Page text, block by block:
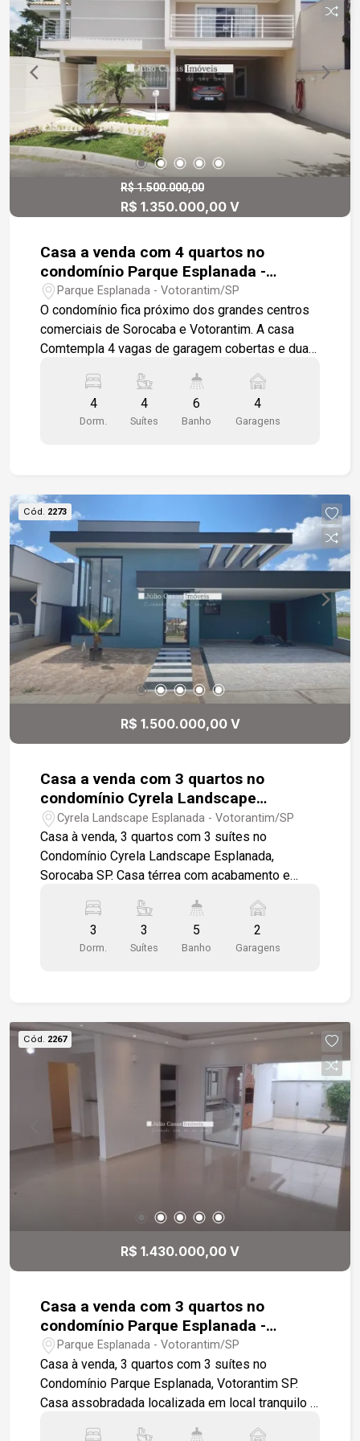
de uso comum, e 02 Suítes Master (Banheiro e
Closet integrados, e já com armários embutidos).
Ótimos detalhes de acabamentos de alta
qualidade, forro de gesso e piso em porcelanato
retificado. O Condomínio oferece aos moradores:
- Segurança 24h/dia, - Academia, - Pista de
skate, - Playground, - Academia ao Ar Livre, -
Quiosque com Churrasqueira, - Quadra
Poliesportiva, - Quadra de Tênis, - Quadra Society
Estamos à disposição para te atender. Gostaria
de saber mais informações ou agendar uma
R$ 1.500.000,00
R$ 1.350.000,00 V
Casa a venda com 4 quartos no
condomínio Parque Esplanada -
Votorantim
Parque Esplanada - Votorantim/SP
O condomínio fica próximo dos grandes centros
comerciais de Sorocaba e Votorantim. A casa
Comtempla 4 vagas de garagem cobertas e duas
inferior tanto a sala de estar como a sala de jantar
tem sanca de gesso e piso porcelanato,um
charmoso lavabo trás mais conforto a todos.
verde . Chegamos no piso superior através de
uma escada de marmoré em verde Ubatuba onde
vamos 4 suites todos com closet e sacada com
vista sacada e piso porcelanato, escritório ,sala
de tv com sacada. Escadas com dois lances em
mármore verde Ubatuba. Casa recém pintada de
esquina com otimo acabamento. Estamos à
disposição para te atendê-lo. Gostaria de saber
mais informações ou agendar uma visita?
4
Dorm.
4
Suítes
6
Banho
4
Garagens
Cód. 2273
R$ 1.500.000,00 V
Casa a venda com 3 quartos no
condomínio Cyrela Landscape
Esplanada - Votorantim
Cyrela Landscape Esplanada - Votorantim/SP
Casa à venda, 3 quartos com 3 suítes no
Condomínio Cyrela Landscape Esplanada,
Sorocaba SP. Casa térrea com acabamento e
direito alto, teto em gesso e luminárias em LED
embutidas, sala de estar de jantar e área gourmet
integrada, lavabo, escritório, área de serviço,
porcelanato, banheiros com pedras esculpidas,
portas balcão com venezianas automatizadas.
Todos os ambientes com ar condicionado e
todas as torneiras com aquecimento solar.
Garagem coberta para dois veículos. Estamos à
disposição para te atender. Gostaria de saber
mais informações ou agendar uma visita?
3
Dorm.
3
Suítes
5
Banho
2
Garagens
Cód. 2267
R$ 1.430.000,00 V
Casa a venda com 3 quartos no
condomínio Parque Esplanada -
Votorantim
Parque Esplanada - Votorantim/SP
Casa à venda, 3 quartos com 3 suítes no
Condomínio Parque Esplanada, Votorantim SP.
Casa assobradada localizada em local tranquilo e